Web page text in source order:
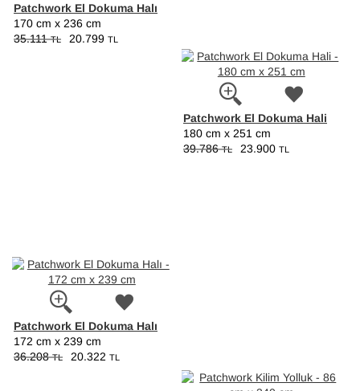
Patchwork El Dokuma Halı
170 cm x 236 cm
35.111TL 20.799 TL
Patchwork El Dokuma Hali
180 cm x 251 cm
39.786TL 23.900 TL
Patchwork El Dokuma Halı
172 cm x 239 cm
36.208TL 20.322 TL